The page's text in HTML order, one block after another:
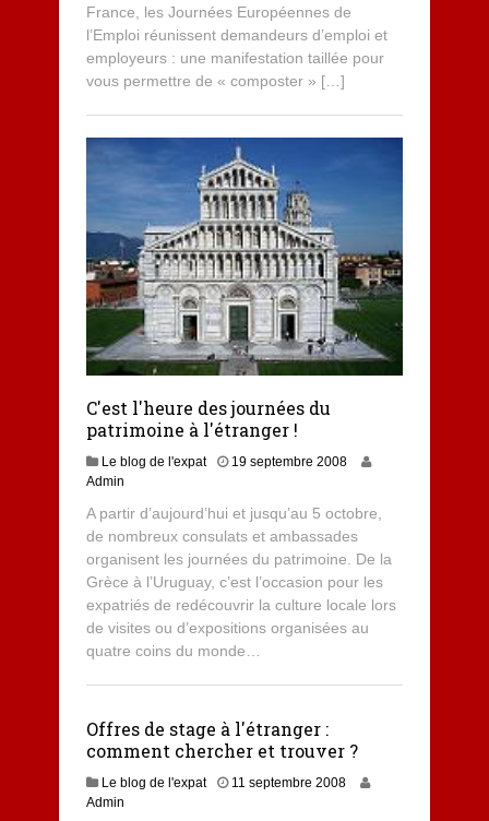
France, les Journées Européennes de
l’Emploi réunissent demandeurs d’emploi et
employeurs : une manifestation taillée pour
vous permettre de « composter » […]
C'est l'heure des journées du
patrimoine à l'étranger !
Le blog de l'expat
19 septembre 2008
Admin
A partir d’aujourd’hui et jusqu’au 5 octobre,
de nombreux consulats et ambassades
organisent les journées du patrimoine. De la
Grèce à l’Uruguay, c’est l’occasion pour les
expatriés de redécouvrir la culture locale lors
de visites ou d’expositions organisées au
quatre coins du monde…
Offres de stage à l'étranger :
comment chercher et trouver ?
Le blog de l'expat
11 septembre 2008
Admin